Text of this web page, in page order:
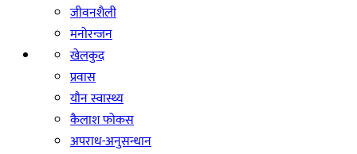
जीवनशैली
मनाेरन्जन
खेलकुद
प्रवास
याैन स्वास्थ्य
कैलाश फोकस
अपराध-अनुसन्धान